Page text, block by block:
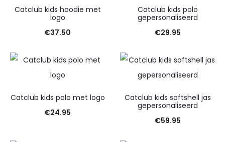
Catclub kids hoodie met
logo
€37.50
Catclub kids polo
gepersonaliseerd
€29.95
Catclub kids polo met logo
€24.95
Catclub kids softshell jas
gepersonaliseerd
€59.95